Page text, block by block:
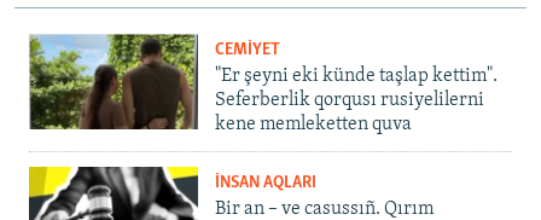
CEMİYET
"Er şeyni eki künde taşlap kettim".
Seferberlik qorqusı rusiyelilerni
kene memleketten quva
İNSAN AQLARI
Bir an – ve casussıñ. Qırım